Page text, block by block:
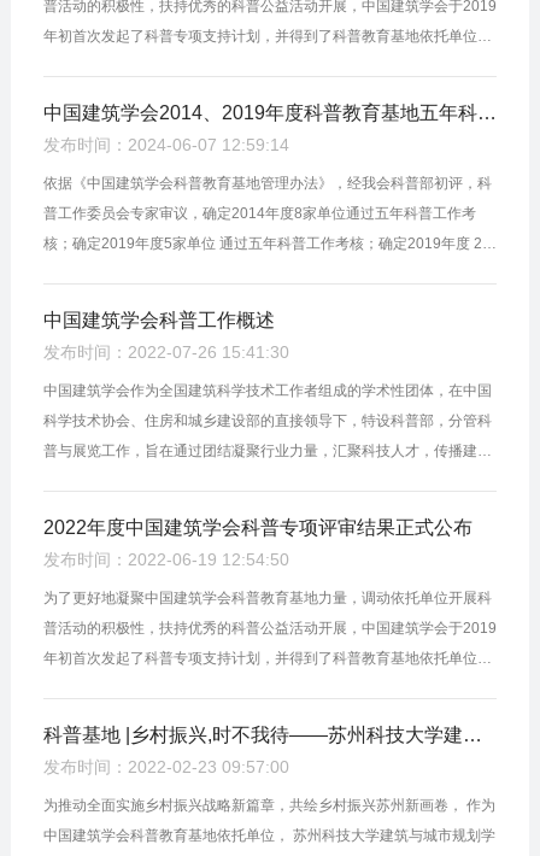
普活动的积极性，扶持优秀的科普公益活动开展，中国建筑学会于2019
年初首次发起了科普专项支持计划，并得到了科普教育基地依托单位的
中国建筑学会2014、2019年度科普教育基地五年科普工作考核结果公布
发布时间：2024-06-07 12:59:14
依据《中国建筑学会科普教育基地管理办法》，经我会科普部初评，科
普工作委员会专家审议，确定2014年度8家单位通过五年科普工作考
核；确定2019年度5家单位 通过五年科普工作考核；确定2019年度 2家
中国建筑学会科普工作概述
发布时间：2022-07-26 15:41:30
中国建筑学会作为全国建筑科学技术工作者组成的学术性团体，在中国
科学技术协会、住房和城乡建设部的直接领导下，特设科普部，分管科
普与展览工作，旨在通过团结凝聚行业力量，汇聚科技人才，传播建筑
2022年度中国建筑学会科普专项评审结果正式公布
发布时间：2022-06-19 12:54:50
为了更好地凝聚中国建筑学会科普教育基地力量，调动依托单位开展科
普活动的积极性，扶持优秀的科普公益活动开展，中国建筑学会于2019
年初首次发起了科普专项支持计划，并得到了科普教育基地依托单位的
科普基地 |乡村振兴,时不我待——苏州科技大学建筑与城市规划学院助力乡村振兴
发布时间：2022-02-23 09:57:00
为推动全面实施乡村振兴战略新篇章，共绘乡村振兴苏州新画卷， 作为
中国建筑学会科普教育基地依托单位， 苏州科技大学建筑与城市规划学